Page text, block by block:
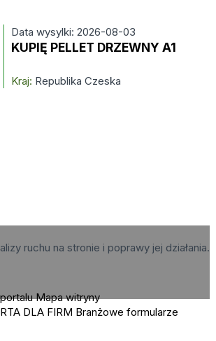
Data wysylki: 2026-08-03
KUPIĘ PELLET DRZEWNY A1
Kraj: Republika Czeska
ruchu na stronie i poprawy jej działania.
Mapa witryny
DLA FIRM Branżowe formularze